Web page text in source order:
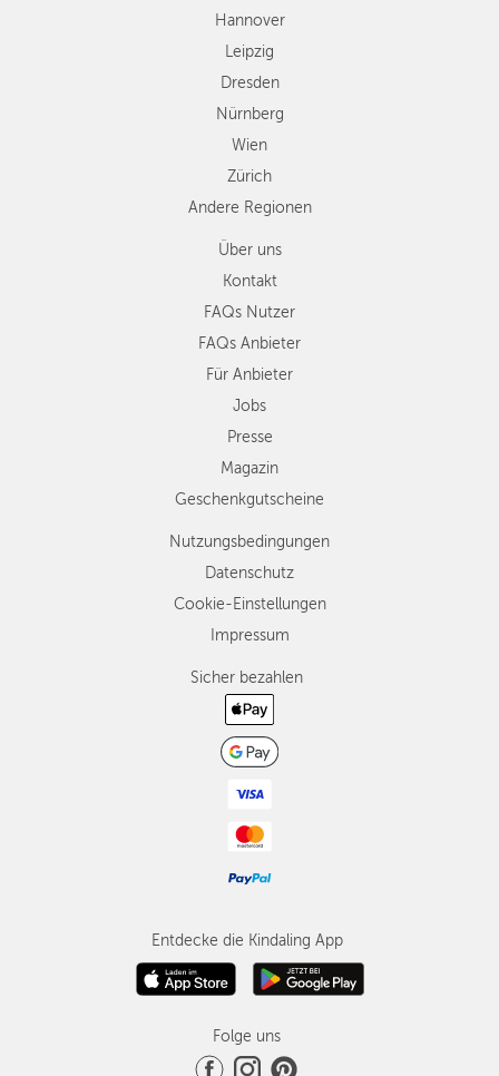
ZÜRICH
Andere
RegionenHannover
Leipzig
Dresden
Nürnberg
Wien
Zürich
Andere Regionen
Über uns
Kontakt
FAQs Nutzer
FAQs Anbieter
Für Anbieter
Jobs
Presse
Magazin
Geschenkgutscheine
Nutzungsbedingungen
Datenschutz
Cookie-Einstellungen
Impressum
Sicher bezahlen
Entdecke die Kindaling App
Folge uns